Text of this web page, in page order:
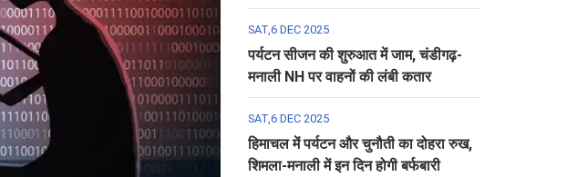
अलर्ट
SAT,6 DEC 2025
पर्यटन सीजन की शुरुआत में जाम, चंडीगढ़-
मनाली NH पर वाहनों की लंबी कतार
SAT,6 DEC 2025
हिमाचल में पर्यटन और चुनौती का दोहरा रुख,
शिमला-मनाली में इन दिन होगी बर्फबारी